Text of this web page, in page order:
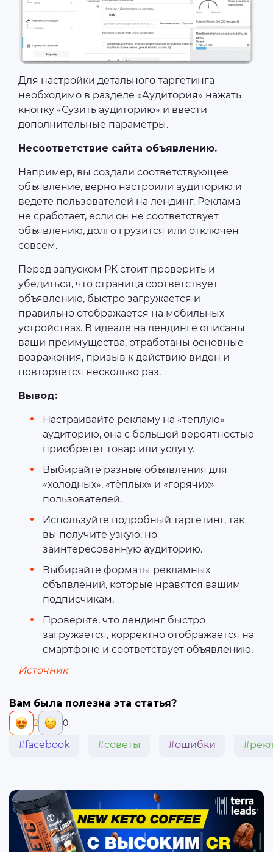
Для настройки детального таргетинга
необходимо в разделе «Аудитория» нажать
кнопку «Сузить аудиторию» и ввести
дополнительные параметры.
Несоответствие сайта объявлению.
Например, вы создали соответствующее
объявление, верно настроили аудиторию и
ведете пользователей на лендинг. Реклама
не сработает, если он не соответствует
объявлению, долго грузится или отключен
совсем.
Перед запуском РК стоит проверить и
убедиться, что страница соответствует
объявлению, быстро загружается и
правильно отображается на мобильных
устройствах. В идеале на лендинге описаны
ваши преимущества, отработаны основные
возражения, призыв к действию виден и
повторяется несколько раз.
Вывод:
Настраивайте рекламу на «тёплую»
аудиторию, она с большей вероятностью
приобретет товар или услугу.
Выбирайте разные объявления для
«холодных», «тёплых» и «горячих»
пользователей.
Используйте подробный таргетинг, так
вы получите узкую, но
заинтересованную аудиторию.
Выбирайте форматы рекламных
объявлений, которые нравятся вашим
подписчикам.
Проверьте, что лендинг быстро
загружается, корректно отображается на
смартфоне и соответствует объявлению.
Источник
Вам была полезна эта статья?
2 0
#facebook #советы #ошибки